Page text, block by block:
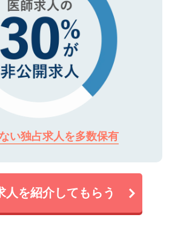
い独占求人を多数保有
人を紹介してもらう